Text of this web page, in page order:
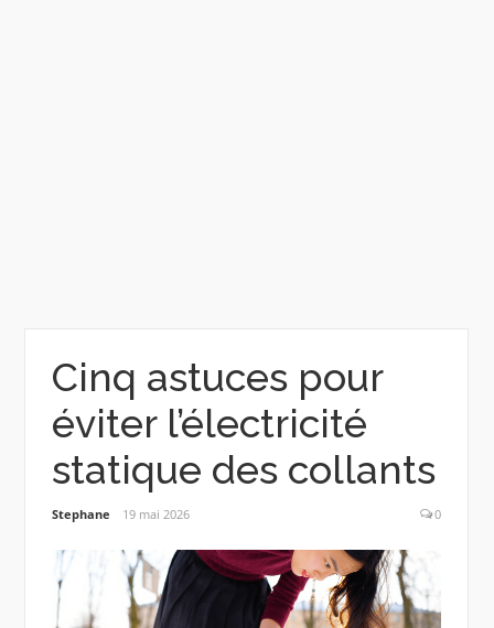
Cinq astuces pour
éviter l’électricité
statique des collants
Stephane 19 mai 2026 0